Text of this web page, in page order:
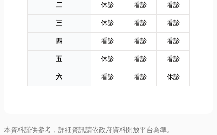
二
休診 看診
看診
三
休診 看診
看診
四
看診 看診
看診
五
休診 看診
看診
六
看診 看診 休診
本資料謹供參考，詳細資訊請依政府資料開放平台為準。